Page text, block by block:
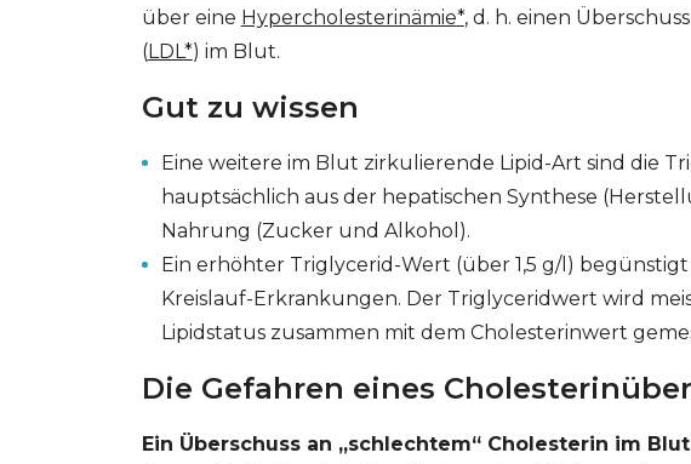
über eine Hypercholesterinämie*, d. h. einen
(LDL *) im Blut.
Gut zu wissen
Eine weitere im Blut zirkulierende Lipid-Art sind die
hauptsächlich aus der hepatischen Synthese
Nahrung (Zucker und Alkohol).
Ein erhöhter Triglycerid-Wert (über 1,5 g/l)
Kreislauf-Erkrankungen. Der Triglyceridwert wird
Lipidstatus zusammen mit dem Cholesterinwert
Die Gefahren eines
Ein Überschuss an „schlechtem“ Cholesterin im